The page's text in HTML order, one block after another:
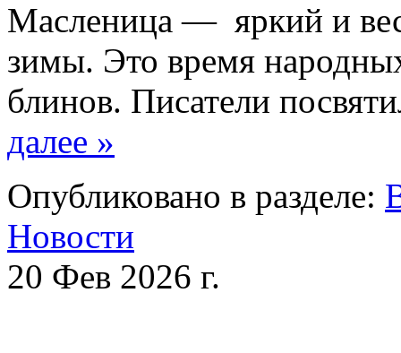
Масленица — яркий и
зимы. Это время
блинов. Писатели
далее »
Опубликовано в разделе:
Новости
20 Фев 2026 г.